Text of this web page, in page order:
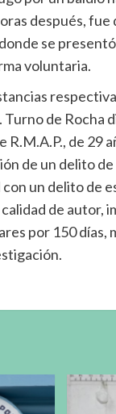
después, fue
se
voluntaria.
de Rocha
R.M.A.P., de 29
de un delito
un delito de
de autor,
por 150 días,